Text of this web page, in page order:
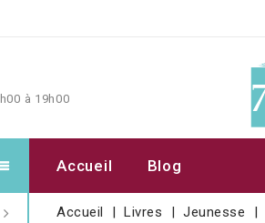
à 19h00
Accueil Blog
Accueil Livres Jeunesse